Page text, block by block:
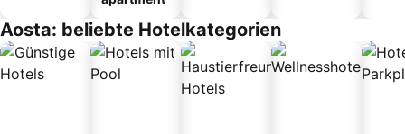
Aosta: beliebte Hotelkategorien